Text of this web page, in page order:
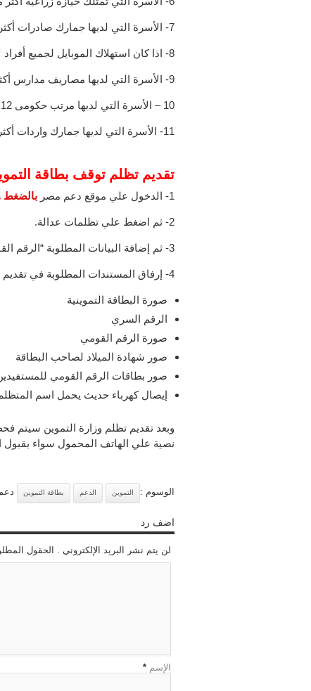
7- الأسرة التي لديها جمارك صادرات أكثر من 100 ألف جنيه.
8- اذا كان استهلاك الموبايل لجميع أفراد لأسرة أكثر من 800 جنيه.
9- الأسرة التي لديها مصاريف مدارس أكثر من 50 ألف جنيه.
10 – الأسرة التي لديها مرتب حكومى 12 ألف جنيه فأكثر شهريًا.
11- الأسرة التي لديها جمارك واردات أكثر من 100 ألف جنيه.
تقديم تظلم توقف بطاقة
1- الدخول علي موقع دعم مصر بالضغط
2- ثم اضغط علي تظلمات عدالة.
3- ثم إضافة البيانات المطلوبة “الرقم القومي – رقم البطاقة التموينية”
4- إرفاق المستندات المطلوبة في تقديم تظلم بطاقة التموين، كالتالي :
صورة البطاقة التموينية
الرقم السري
صورة الرقم القومي
صور شهادة الميلاد لصاحب البطاقة
صور بطاقات الرقم القومي
إيصال كهرباء حديث يحمل اسم
وبعد تقديم تظلم وزارة التموين سيتم
نصية علي الهاتف المحمول سواء بقبول
الوسوم : التموين الدعم بطاقة التموين
اضف رد
لن يتم نشر البريد الإلكتروني . الحقول
الإسم *